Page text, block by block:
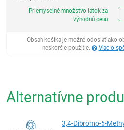
Priemyselné množstvo látok za
výhodnú cenu
Obsah košíka je možné odoslať ako
neskoršie použitie.
Viac o
Alternatívne
3,4-Dibromo-5-